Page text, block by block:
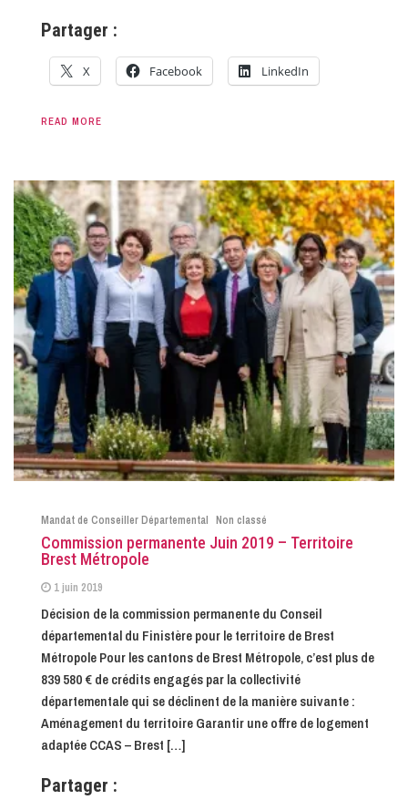
Partager :
X Facebook LinkedIn
READ MORE
Mandat de Conseiller Départemental Non classé
Commission permanente Juin 2019 – Territoire
Brest Métropole
1 juin 2019
Décision de la commission permanente du Conseil
départemental du Finistère pour le territoire de Brest
Métropole Pour les cantons de Brest Métropole, c’est plus de
839 580 € de crédits engagés par la collectivité
départementale qui se déclinent de la manière suivante :
Aménagement du territoire Garantir une offre de logement
adaptée CCAS – Brest […]
Partager :